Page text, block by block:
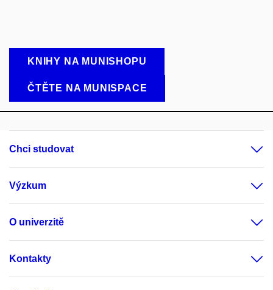
KNIHY NA MUNISHOPU
ČTĚTE NA MUNISPACE
Chci studovat
Výzkum
O univerzitě
Kontakty